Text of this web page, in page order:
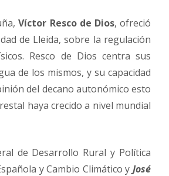
Víctor Resco de Dios, ofreció
de Lleida, sobre la regulación
Resco de Dios centra sus
de los mismos, y su capacidad
del decano autonómico esto
haya crecido a nivel mundial
de Desarrollo Rural y Política
y Cambio Climático y José